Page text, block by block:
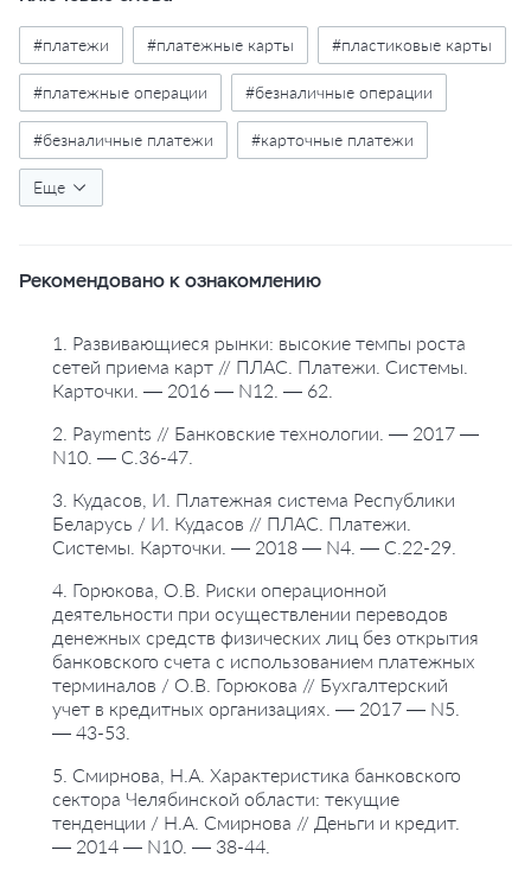
#платежи #платежные карты #пластиковые карты
#платежные операции #безналичные операции
#безналичные платежи #карточные платежи
#банкоматы
#юридические лица #статистика
Еще
Рекомендовано к ознакомлению
1. Развивающиеся рынки: высокие темпы роста
сетей приема карт // ПЛАС. Платежи. Системы.
Карточки. — 2016 — N12. — 62.
2. Payments // Банковские технологии. — 2017 —
N10. — С.36-47.
3. Кудасов, И. Платежная система Республики
Беларусь / И. Кудасов // ПЛАС. Платежи.
Системы. Карточки. — 2018 — N4. — С.22-29.
4. Горюкова, О.В. Риски операционной
деятельности при осуществлении переводов
денежных средств физических лиц без открытия
банковского счета с использованием платежных
терминалов / О.В. Горюкова // Бухгалтерский
учет в кредитных организациях. — 2017 — N5.
— 43-53.
5. Смирнова, Н.А. Характеристика банковского
сектора Челябинской области: текущие
тенденции / Н.А. Смирнова // Деньги и кредит.
— 2014 — N10. — 38-44.